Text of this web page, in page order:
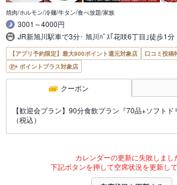
焼肉/ホルモン/冷麺/牛タン/食べ放題/家族
3001～4000円
JR新旭川駅車で3分･ 旭川ﾊﾞｽ｢花咲6丁目｣徒歩1分
【アプリ予約限定】最大800ポイント還元対象店
口コミ投稿
ポイントプラス対象店
クーポン
【歓迎会プラン】90分食飲プラン『70品+ソフト
（税込）
カレンダーの更新に失敗しまし
下記ボタンを押して空席状況を更新して